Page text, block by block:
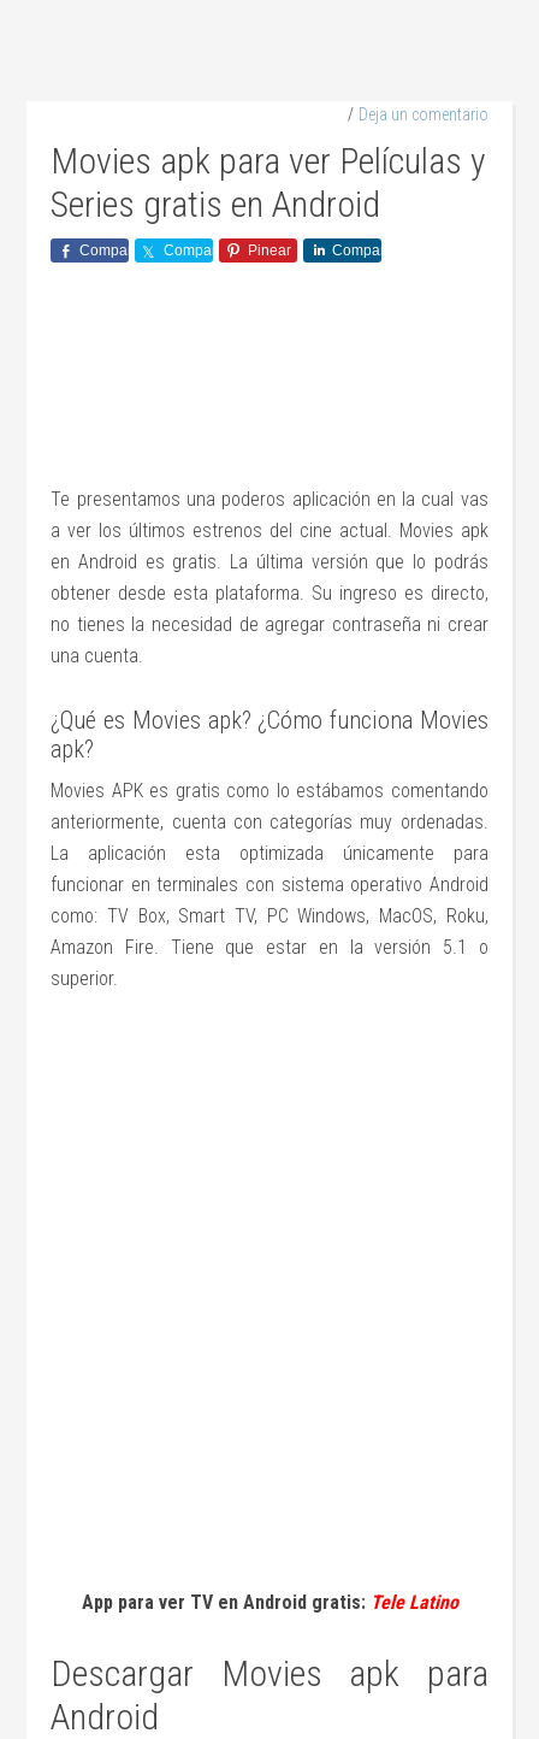
Deja un comentario
Movies apk para ver Películas y
Series gratis en Android
Comparte Comparte Pinear Comparte
Te presentamos una poderos aplicación en la cual vas
a ver los últimos estrenos del cine actual. Movies apk
en Android es gratis. La última versión que lo podrás
obtener desde esta plataforma. Su ingreso es directo,
no tienes la necesidad de agregar contraseña ni crear
una cuenta.
¿Qué es Movies apk? ¿Cómo funciona Movies
apk?
Movies APK es gratis como lo estábamos comentando
anteriormente, cuenta con categorías muy ordenadas.
La aplicación esta optimizada únicamente para
funcionar en terminales con sistema operativo Android
como: TV Box, Smart TV, PC Windows, MacOS, Roku,
Amazon Fire. Tiene que estar en la versión 5.1 o
superior.
App para ver TV en Android gratis: Tele Latino
Descargar Movies apk para
Android